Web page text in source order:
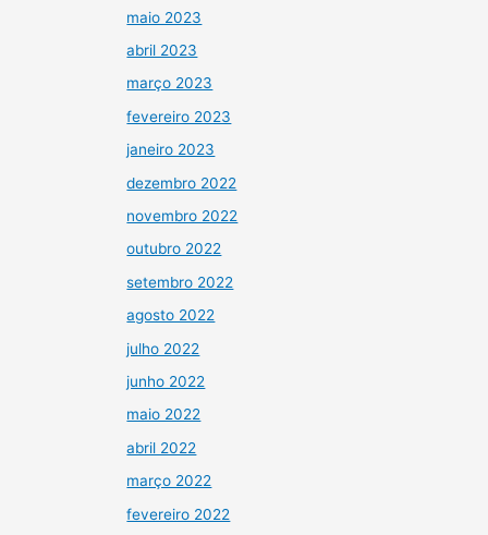
maio 2023
abril 2023
março 2023
fevereiro 2023
janeiro 2023
dezembro 2022
novembro 2022
outubro 2022
setembro 2022
agosto 2022
julho 2022
junho 2022
maio 2022
abril 2022
março 2022
fevereiro 2022